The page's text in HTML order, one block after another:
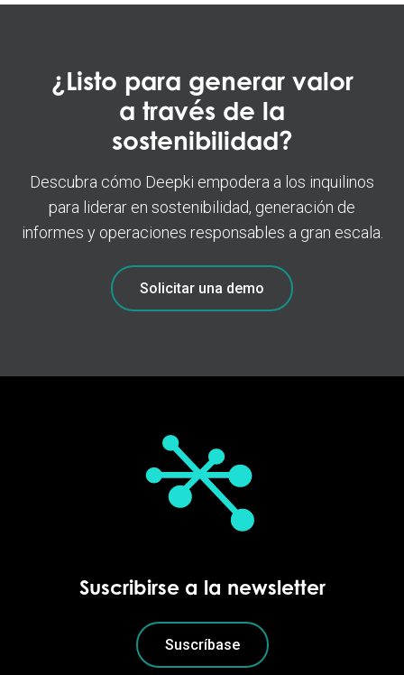
¿Listo para generar valor
a través de la
sostenibilidad?
Descubra cómo Deepki empodera a los inquilinos
para liderar en sostenibilidad, generación de
informes y operaciones responsables a gran escala.
Solicitar una demo
Suscribirse a la newsletter
Suscríbase